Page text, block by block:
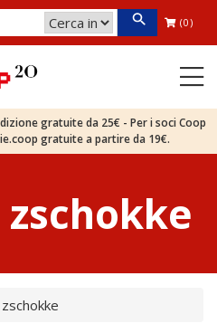
(0)
gratuite da 25€ - Per i soci Coop
gratuite a partire da 19€.